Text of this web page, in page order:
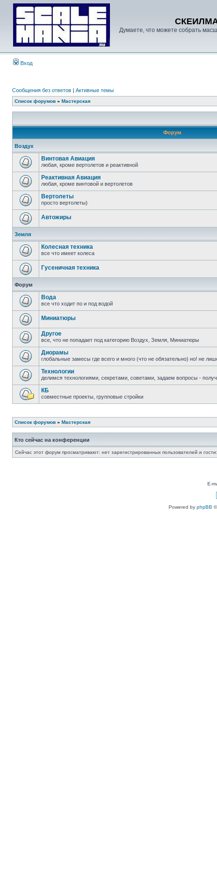
Думаете, что можете собрать
Вход
Сообщения без ответов | Активные темы
Список форумов » Мастерская
Форум
Воздух
Винтовая Авиация
любая, кроме вертолетов и реактивной
Реактивная Авиация
любая, кроме винтовой и вертолетов
Вертолеты
просто вертолеты)
Автожиры
Земля
Колесная техника
все что имеет колеса
Гусеничная техника
Форум
Вода
все что ходит по и под водой
Миниатюры
Другое
все, что не попадает под категорию Воздух, Земля, Миниатюры
Диорамы
глобальные замесы где всего и много (что не обязательно) но! не
Технологии
делимся технологиями, секретами, советами, задаем вопросы -
КБ
совместные проекты, групповые стройки
Список форумов » Мастерская
Кто сейчас на конференции
Сейчас этот форум просматривают: нет зарегистрированных пользователей и
E-
Powered by phpBB